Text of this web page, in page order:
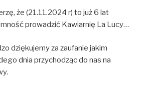
że (21.11.2024 r) to już 6 lat
prowadzić Kawiarnię La Lucy…
dziękujemy za zaufanie jakim
dnia przychodząc do nas na